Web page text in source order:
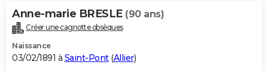
Anne-marie BRESLE (90 ans)
Créer une cagnotte obsèques
Naissance
03/02/1891 à Saint-Pont(Allier)